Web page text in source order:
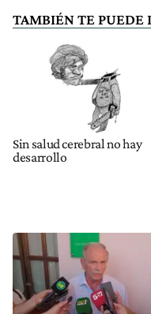
TAMBIÉN TE PUEDE
Sin salud cerebral no hay
desarrollo